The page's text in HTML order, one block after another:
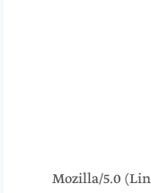
216.73.217.167